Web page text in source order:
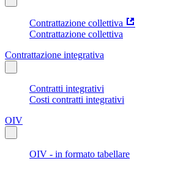
Contrattazione collettiva
Contrattazione collettiva
Contrattazione integrativa
Contratti integrativi
Costi contratti integrativi
OIV
OIV - in formato tabellare